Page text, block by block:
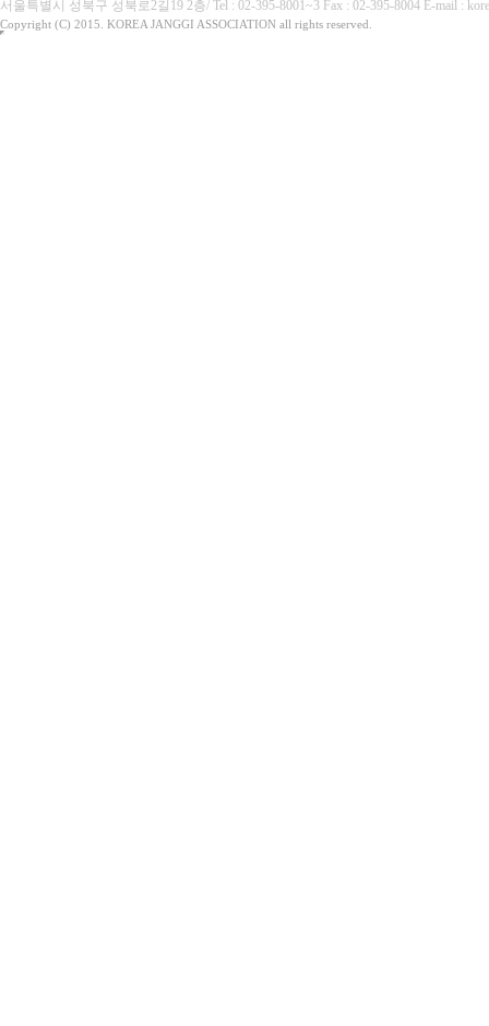
서울특별시 성북구 성북로2길19 2층/ Tel : 02-395-8001~3 Fax : 02-395-8004 E-mail :
Copyright (C) 2015. KOREA JANGGI ASSOCIATION all rights reserved.